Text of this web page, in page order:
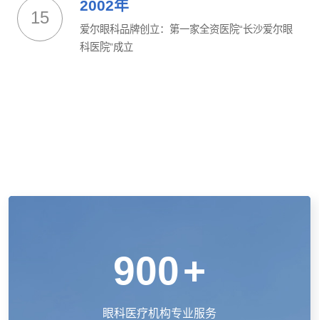
15
2002年
爱尔眼科品牌创立：第一家全资医院“长沙爱尔眼
科医院”成立
900+
眼科医疗机构专业服务